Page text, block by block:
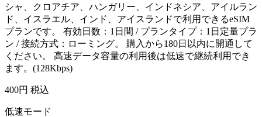
シャ、クロアチア、ハンガリー、インドネシア、アイルラン
ド、イスラエル、インド、アイスランドで利用できるeSIM
プランです。 有効日数：1日間 / プランタイプ：1日定量プラ
ン / 接続方式：ローミング。 購入から180日以内に開通して
ください。 高速データ容量の利用後は低速で継続利用でき
ます。(128Kbps)
400円 税込
低速モード